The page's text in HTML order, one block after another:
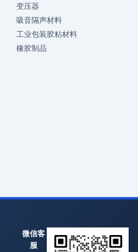
变压器
吸音隔声材料
工业包装胶粘材料
橡胶制品
微信客
服